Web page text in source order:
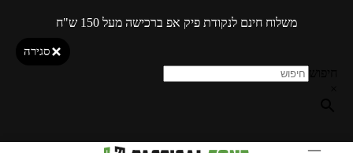
משלוח חינם לנקודת פיק אפ ברכישה מעל 150 ש"ח
סגירה